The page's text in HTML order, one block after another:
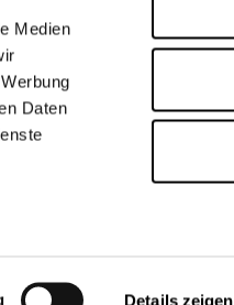
Medien
Daten
Details zeigen